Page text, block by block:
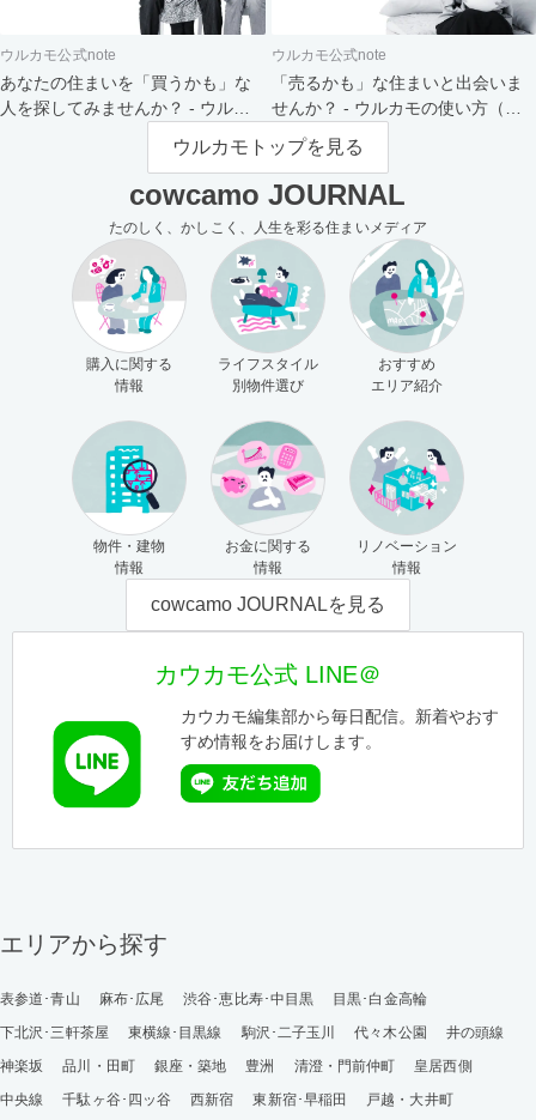
ウルカモ公式note
あなたの住まいを「買うかも」な
人を探してみませんか？ - ウルカ
ウルカモ公式note
「売るかも」な住まいと出会いま
せんか？ - ウルカモの使い方（買
主さま向け）
ウルカモトップを見る
cowcamo JOURNAL
たのしく、かしこく、人生を彩る住まいメディア
購入に関する
情報
ライフスタイル
別物件選び
おすすめ
エリア紹介
物件・建物
情報
お金に関する
情報
リノベーション
情報
cowcamo JOURNALを見る
カウカモ公式 LINE＠
カウカモ編集部から毎日配信。新着やおす
すめ情報をお届けします。
エリアから探す
表参道･青山 麻布･広尾 渋谷･恵比寿･中目黒
目黒･白金高輪
下北沢･三軒茶屋
東横線･目黒線 駒沢･二子玉川 代々木公園
井の頭線
神楽坂
品川・田町 銀座・築地 豊洲 清澄・門前仲町
皇居西側
中央線
千駄ヶ谷･四ッ谷 西新宿 東新宿･早稲田
戸越・大井町